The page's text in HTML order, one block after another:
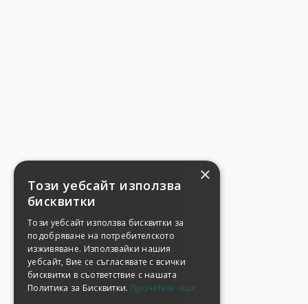
×
Този уебсайт използва
бисквитки
Този уебсайт използва бисквитки за
подобряване на потребителското
изживяване. Използвайки нашия
уебсайт, Вие се съгласявате с всички
бисквитки в съответствие с нашата
Политика за Бисквитки. Прочетете още